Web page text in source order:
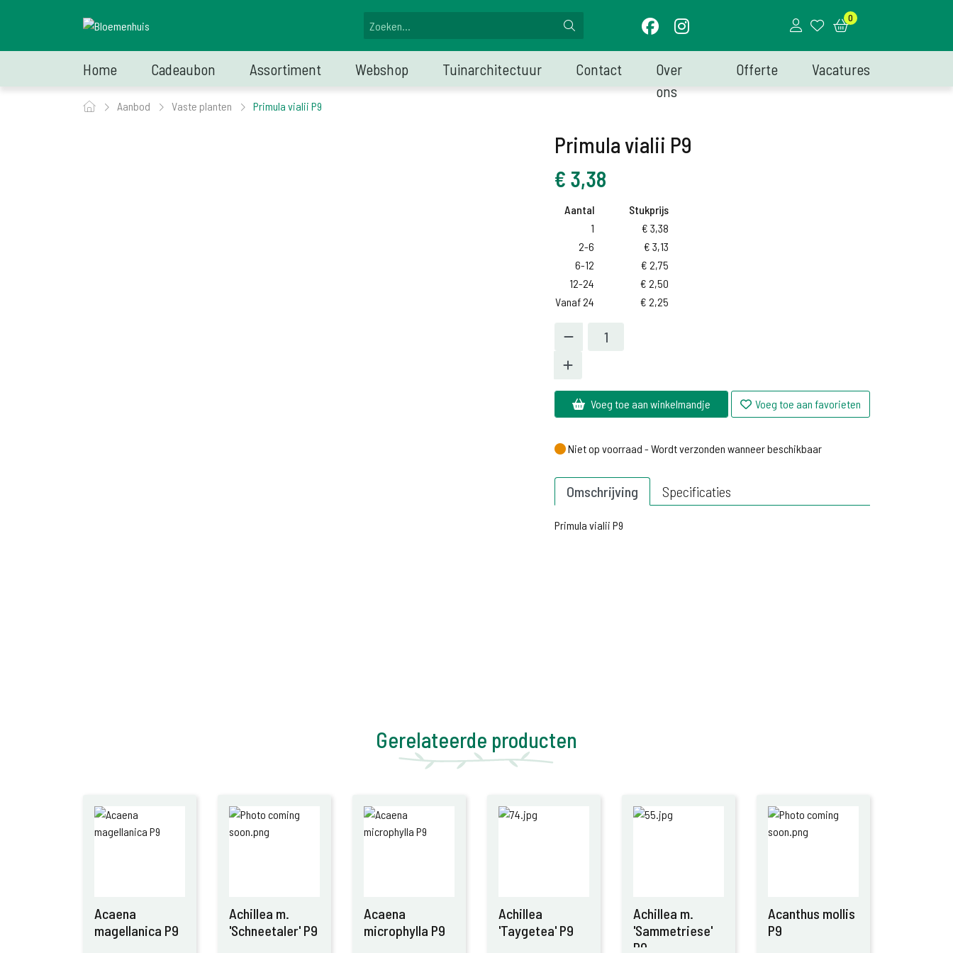
0
Home Cadeaubon Assortiment Webshop Tuinarchitectuur Contact
Over
ons
Offerte Vacatures
Aanbod Vaste planten Primula vialii P9
Primula vialii P9
€ 3,38
Aantal
Stukprijs
1
€ 3,38
2-6
€ 3,13
6-12
€ 2,75
12-24
€ 2,50
Vanaf 24
€ 2,25
Voeg toe aan winkelmandje Voeg toe aan favorieten
Niet op voorraad - Wordt verzonden wanneer beschikbaar
Niet op voorraad - Wordt verzonden wanneer beschikbaar
Omschrijving Specificaties
Primula vialii P9
Gerelateerde producten
Acaena
magellanica P9
Achillea m.
'Schneetaler' P9
Acaena
microphylla P9
Achillea
'Taygetea' P9
Achillea m.
'Sammetriese'
P9
Acanthus mollis
P9